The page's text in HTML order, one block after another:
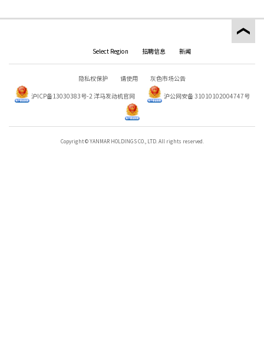
Select Region 招聘信息 新闻
隐私权保护 请使用
灰色市场公告
沪ICP备13030383号-2 洋马发动机官网 沪公网安备 31010102004747号
Copyright © YANMAR HOLDINGS CO., LTD. All rights reserved.